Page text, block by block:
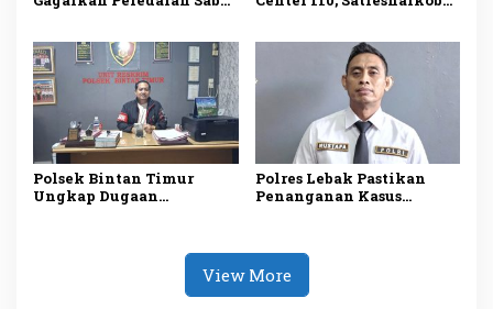
Penyalahgunaan
Polsek Bintan Timur
Ungkap Dugaan
Tersangka Ditangkap
Polres Lebak Pastikan
Penanganan Kasus
Sesuai Prosedur
View More